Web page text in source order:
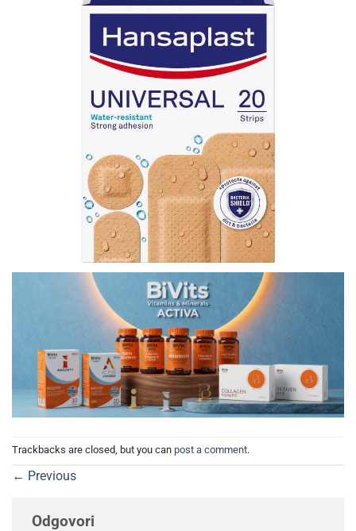
Trackbacks are closed, but you can post a comment.
← Previous
Odgovori